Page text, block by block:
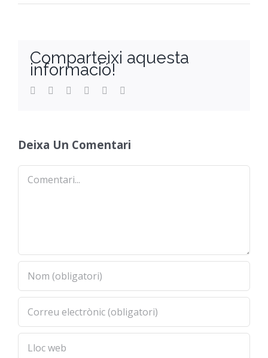
Comparteixi aquesta
informació!
Facebook
TwitterReddit LinkedInWhatsApp
Deixa Un Comentari
Comentari